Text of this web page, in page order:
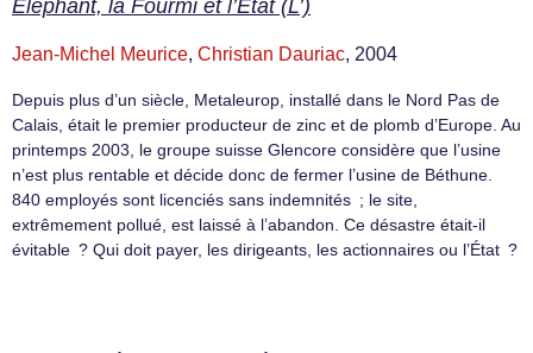
Éléphant, la Fourmi et l’État (L’)
Jean-Michel Meurice, Christian Dauriac, 2004
Depuis plus d’un siècle, Metaleurop, installé dans le Nord Pas de
Calais, était le premier producteur de zinc et de plomb d’Europe. Au
printemps 2003, le groupe suisse Glencore considère que l’usine
n’est plus rentable et décide donc de fermer l’usine de Béthune.
840 employés sont licenciés sans indemnités ; le site,
extrêmement pollué, est laissé à l’abandon. Ce désastre était-il
évitable ? Qui doit payer, les dirigeants, les actionnaires ou l’État ?